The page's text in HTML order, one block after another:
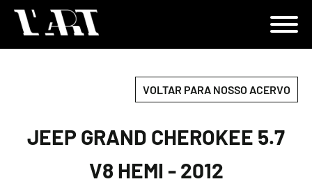
VOLTAR PARA NOSSO ACERVO
JEEP GRAND CHEROKEE 5.7
V8 HEMI - 2012